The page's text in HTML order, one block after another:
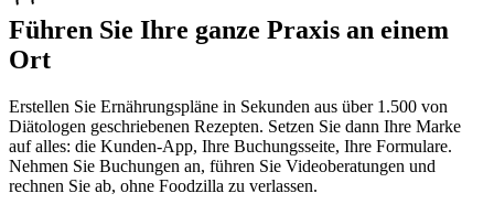
Führen Sie Ihre ganze Praxis an einem
Ort
Erstellen Sie Ernährungspläne in Sekunden aus über 1.500 von
Diätologen geschriebenen Rezepten. Setzen Sie dann Ihre Marke
auf alles: die Kunden-App, Ihre Buchungsseite, Ihre Formulare.
Nehmen Sie Buchungen an, führen Sie Videoberatungen und
rechnen Sie ab, ohne Foodzilla zu verlassen.